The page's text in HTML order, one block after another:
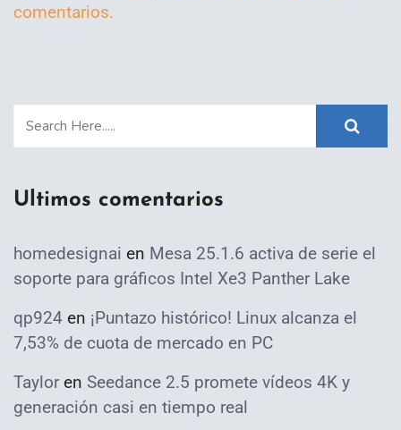
comentarios.
Ultimos comentarios
homedesignai en Mesa 25.1.6 activa de serie el
soporte para gráficos Intel Xe3 Panther Lake
qp924 en ¡Puntazo histórico! Linux alcanza el
7,53% de cuota de mercado en PC
Taylor en Seedance 2.5 promete vídeos 4K y
generación casi en tiempo real